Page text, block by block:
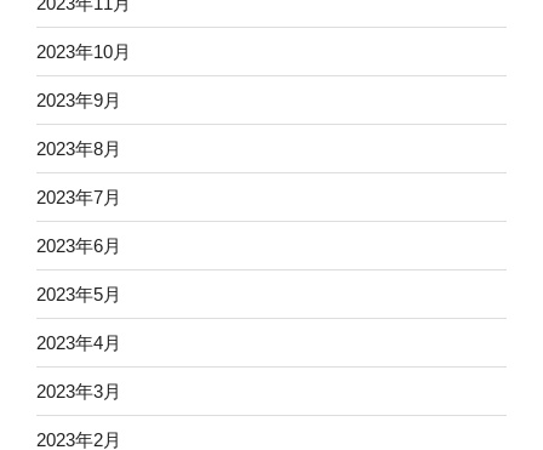
2023年10月
2023年9月
2023年8月
2023年7月
2023年6月
2023年5月
2023年4月
2023年3月
2023年2月